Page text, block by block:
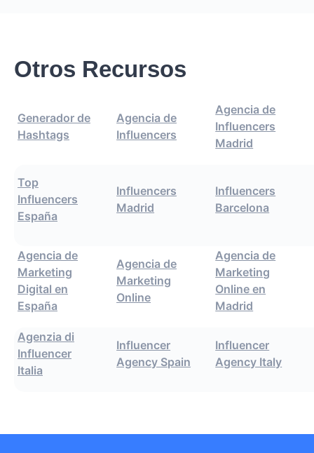
Otros Recursos
Generador de
Hashtags
Agencia de
Influencers
Agencia de
Influencers
Madrid
Top
Influencers
España
Influencers
Madrid
Influencers
Barcelona
Agencia de
Marketing
Digital en
España
Agencia de
Marketing
Online
Agencia de
Marketing
Online en
Madrid
Agenzia di
Influencer
Italia
Influencer
Agency Spain
Influencer
Agency Italy